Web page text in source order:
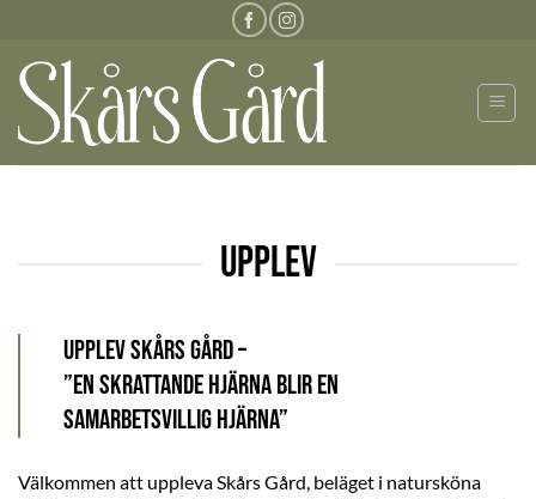
content
UPPLEV
Upplev Skårs Gård –
”En skrattande hjärna blir en
samarbetsvillig hjärna”
Välkommen att uppleva Skårs Gård, beläget i natursköna